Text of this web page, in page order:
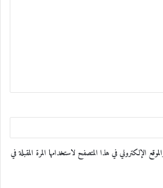
الإلكتروني في هذا المتصفح لاستخدامها المرة المقبلة في